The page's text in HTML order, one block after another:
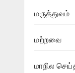
மருத்துவம்
மற்றவை
மாநில